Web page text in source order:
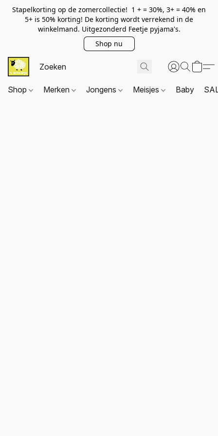
Stapelkorting op de zomercollectie! 1 + = 30%, 3+ = 40% en
5+ is 50% korting! De korting wordt verrekend in de
winkelmand. Uitgezonderd Feetje pyjama's.
Shop nu
Shop Merken Jongens Meisjes Baby